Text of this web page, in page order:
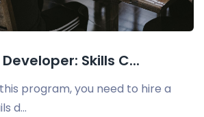
Skills C...
program, you need to hire a
d...